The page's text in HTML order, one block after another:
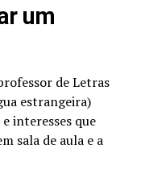
um
de Letras
estrangeira)
interesses que
sala de aula e a